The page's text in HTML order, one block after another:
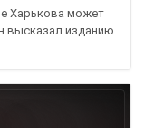
Харькова может
высказал изданию